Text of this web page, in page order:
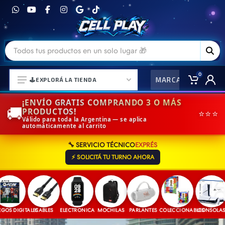
⌚ELECTRONICA Y ACCESORIOS
⛓️ACCESORIOS DE MODA💍
🎒MOCHILAS Y MAS👝
🎧AURICULARES URBANOS🎧
🎮CONSOLAS Y VIDEOJUEGOS
🎵PARLANTES BLUETOOTH🎵
🕹️EXPLORÁ LA TIENDA MARCAS
0
🚚¡ENVÍO GRATIS COMPRANDO 3 O MÁS
PRODUCTOS!
Válido para toda la Argentina — se aplica
automáticamente al carrito
⭐⭐⭐
🔧 SERVICIO TÉCNICOEXPRÉS
⚡ SOLICITÁ TU TURNO AHORA
DIGITALESCABLES ELECTRONICA MOCHILAS PARLANTES COLECCIONABLESCONSOLAS